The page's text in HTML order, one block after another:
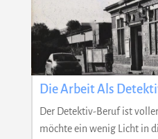
Die Arbeit Als
Der Detektiv-Beruf ist
möchte ein wenig Licht in